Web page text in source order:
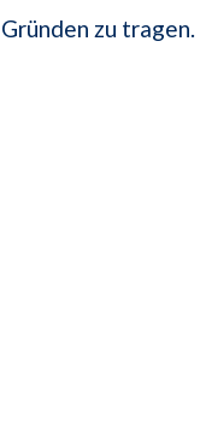
Gründen zu tragen.